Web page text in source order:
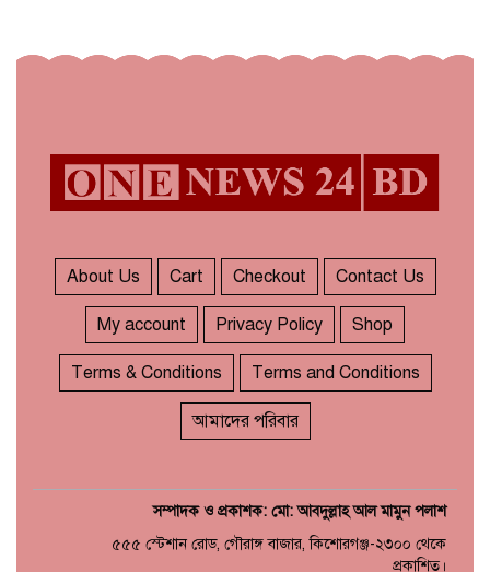
About Us Cart Checkout Contact Us
My account Privacy Policy Shop
Terms & Conditions Terms and Conditions
আমাদের পরিবার
সম্পাদক ও প্রকাশক: মো: আবদুল্লাহ আল মামুন পলাশ
৫৫৫ স্টেশান রোড, গৌরাঙ্গ বাজার, কিশোরগঞ্জ-২৩০০ থেকে
প্রকাশিত।